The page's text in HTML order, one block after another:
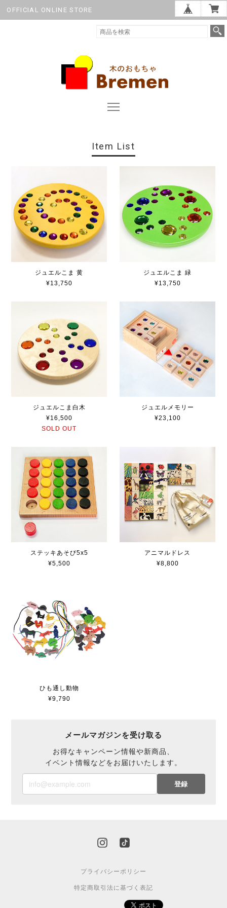
OFFICIAL ONLINE STORE
Item List
ジュエルこま 黄
¥13,750
ジュエルこま 緑
¥13,750
ジュエルこま白木
¥16,500
SOLD OUT
ジュエルメモリー
¥23,100
ステッキあそび5x5
¥5,500
アニマルドレス
¥8,800
ひも通し動物
¥9,790
メールマガジンを受け取る
お得なキャンペーン情報や新商品、
イベント情報などをお届けいたします。
登録
プライバシーポリシー
特定商取引法に基づく表記